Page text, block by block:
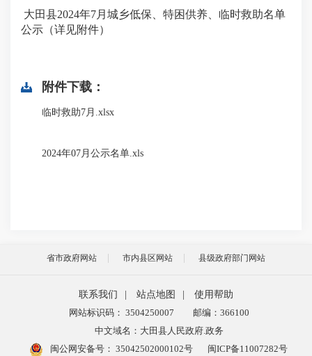
大田县2024年7月城乡低保、特困供养、临时救助名单
公示（详见附件）
附件下载：
临时救助7月.xlsx
2024年07月公示名单.xls
省市政府网站 市内县区网站 县级政府部门网站
联系我们 站点地图
使用帮助
网站标识码： 3504250007
邮编：366100
中文域名：大田县人民政府.政务
闽公网安备号： 35042502000102号 闽ICP备11007282号